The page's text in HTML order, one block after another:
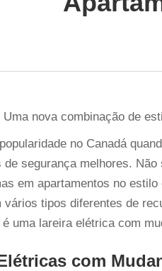
nova combinação de
no Canadá
segurança melhores.
em apartamentos no
tipos diferentes de
uma lareira elétrica com
com